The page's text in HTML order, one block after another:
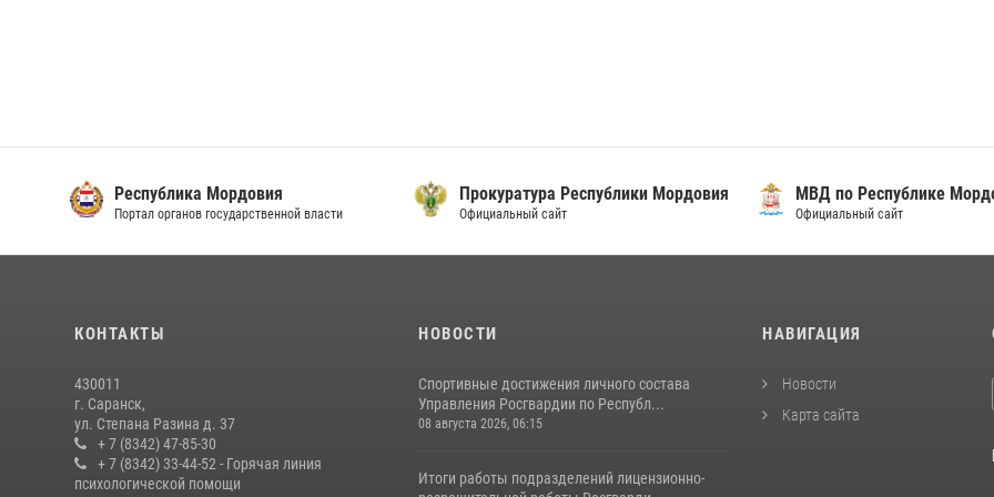
Республика Мордовия
Портал органов государственной власти
Прокуратура Республики Мордовия
Официальный сайт
МВД по Республике
Официальный сайт
КОНТАКТЫ
430011
г. Саранск,
ул. Степана Разина д. 37
+ 7 (8342) 47-85-30
+ 7 (8342) 33-44-52 - Горячая линия
психологической помощи
НОВОСТИ
Спортивные достижения личного состава
Управления Росгвардии по Республ...
08 августа 2026, 06:15
Итоги работы подразделений лицензионно-
НАВИГАЦИЯ
Новости
Карта сайта